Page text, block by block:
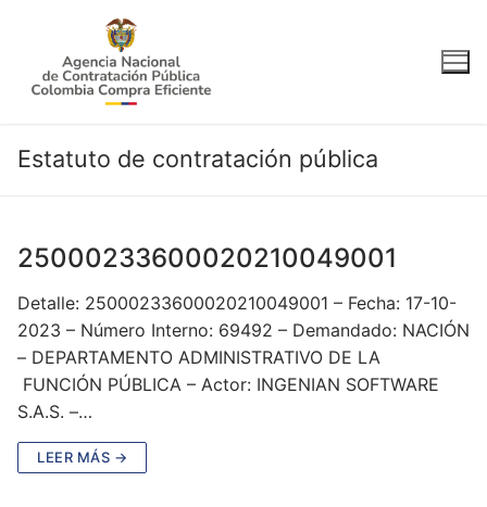
contenido
Estatuto de contratación pública
25000233600020210049001
Detalle: 25000233600020210049001 – Fecha: 17-10-
2023 – Número Interno: 69492 – Demandado: NACIÓN
– DEPARTAMENTO ADMINISTRATIVO DE LA
FUNCIÓN PÚBLICA – Actor: INGENIAN SOFTWARE
S.A.S. –…
LEER MÁS →